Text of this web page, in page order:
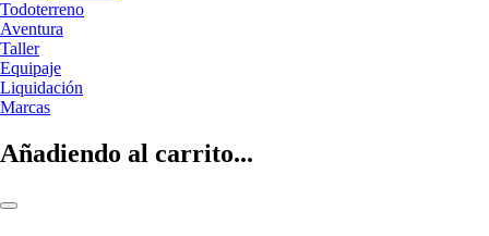
Todoterreno
Aventura
Taller
Equipaje
Liquidación
Marcas
Añadiendo al carrito...